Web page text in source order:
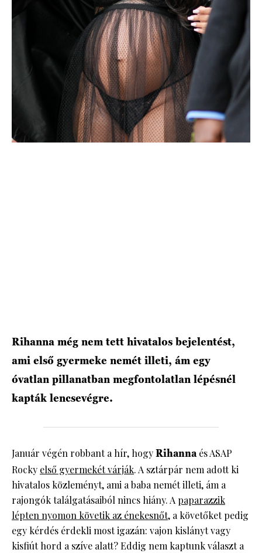
HÍRLEVÉL
Rihanna még nem tett hivatalos bejelentést,
ami első gyermeke nemét illeti, ám egy
óvatlan pillanatban megfontolatlan lépésnél
kapták lencsevégre.
Január végén robbant a hír, hogyRihanna és ASAP
Rocky első gyermekét várják. A sztárpár nem adott ki
hivatalos közleményt, ami a baba nemét illeti, ám a
rajongók találgatásaiból nincs hiány. A paparazzik
lépten nyomon követik az énekesnőt, a követőket pedig
egy kérdés érdekli most igazán: vajon kislányt vagy
kisfiút hord a szíve alatt? Eddig nem kaptunk választ a